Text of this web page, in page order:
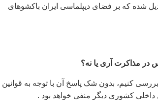
شده که بر فضای ديپلماسی ايران باکشوهای
مذاکرت آری يا نه؟
بررسی کنيم، بدون شک پاسخ آن با توجه به قوانين
کشوری ديگر منفی خواهد بود .